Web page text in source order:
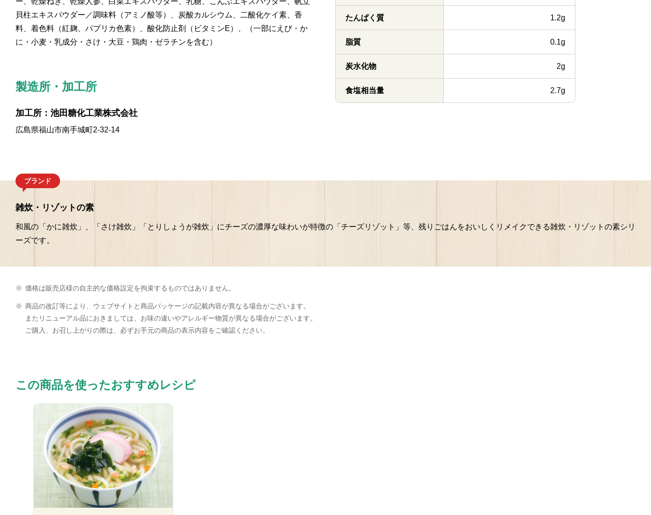
貝柱エキスパウダー／調味料（アミノ酸等）、炭酸カルシウム、二酸化ケイ素、香
料、着色料（紅麹、パプリカ色素）、酸化防止剤（ビタミンE）、（一部にえび・か
に・小麦・乳成分・さけ・大豆・鶏肉・ゼラチンを含む）
製造所・加工所
加工所：池田糖化工業株式会社
広島県福山市南手城町2-32-14
たんぱく質 1.2g
脂質 0.1g
炭水化物 2g
食塩相当量 2.7g
ブランド
雑炊・リゾットの素
和風の「かに雑炊」、「さけ雑炊」「とりしょうが雑炊」にチーズの濃厚な味わいが特徴の「チーズリゾット」等、残りごはんをおいしくリメイクできる雑炊・リゾットの素シリ
ーズです。
※ 価格は販売店様の自主的な価格設定を拘束するものではありません。
※ 商品の改訂等により、ウェブサイトと商品パッケージの記載内容が異なる場合がございます。
またリニューアル品におきましては、お味の違いやアレルギー物質が異なる場合がございます。
ご購入、お召し上がりの際は、必ずお手元の商品の表示内容をご確認ください。
この商品を使ったおすすめレシピ